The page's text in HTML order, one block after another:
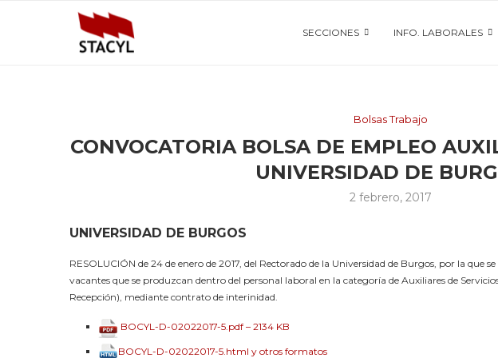
SECCIONES INFO. LABORALES
Bolsas Trabajo
CONVOCATORIA BOLSA DE EMPLEO
UNIVERSIDAD DE
2 febrero, 2017
UNIVERSIDAD DE BURGOS
RESOLUCIÓN de 24 de enero de 2017, del Rectorado de la Universidad de Burgos, por la que
vacantes que se produzcan dentro del personal laboral en la categoría de Auxiliares de
Recepción), mediante contrato de interinidad.
BOCYL-D-02022017-5.pdf – 2134 KB
BOCYL-D-02022017-5.html y otros formatos